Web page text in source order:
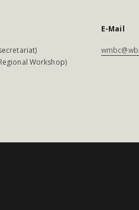
Workshop)
E-Mail